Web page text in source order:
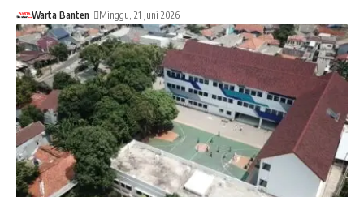
Warta Banten Minggu, 21 Juni 2026